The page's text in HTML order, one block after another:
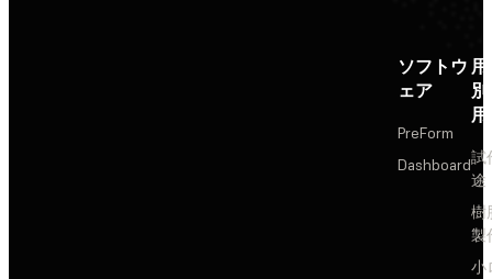
ソフトウ
ェア
PreForm
Dashboard試
途
樹
製
小